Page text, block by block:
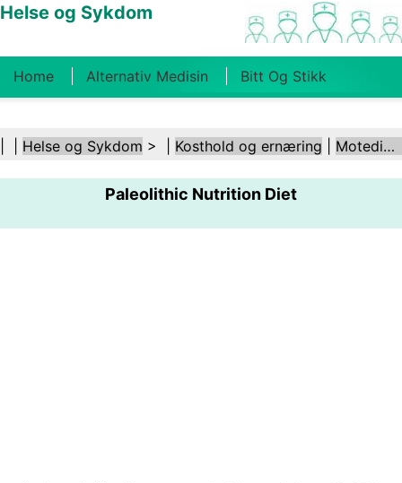
Helse og Sykdom
Home Alternativ Medisin Bitt Og Stikk
Kosthold Og Ernæring Familiehelse
Helsebransjen Psykisk Helse Folkehelse Og
Sikkerhet Kirurgi Og Prosedyrer Helse
Helse og Sykdom > | Kosthold og ernæring Motedietter
Paleolithic Nutrition Diet